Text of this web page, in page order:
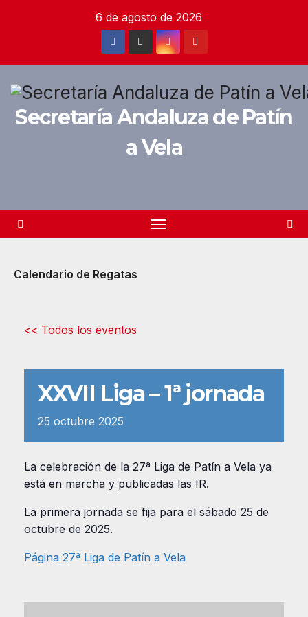
6 de agosto de 2026
Secretaría Andaluza de Patín
a Vela
Calendario de Regatas
<< Todos los eventos
XXVII Liga – 1ª jornada
25 octubre 2025
La celebración de la 27ª Liga de Patín a Vela ya
está en marcha y publicadas las IR.
La primera jornada se fija para el sábado 25 de
octubre de 2025.
Página 27ª Liga de Patín a Vela